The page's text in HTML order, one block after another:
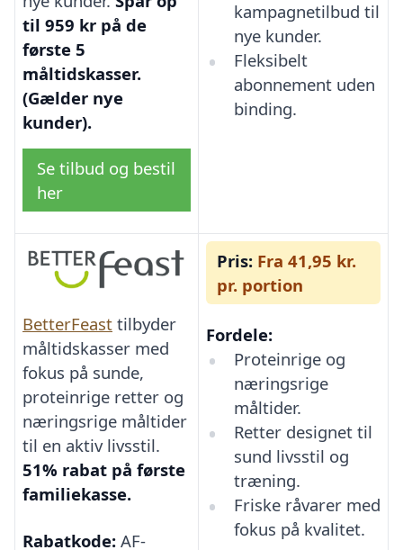
til 959 kr på de
første 5
måltidskasser.
(Gælder nye
kunder).
Se tilbud og bestil
her
kampagnetilbud til
nye kunder.
Fleksibelt
abonnement uden
binding.
BetterFeast tilbyder
måltidskasser med
fokus på sunde,
proteinrige retter og
næringsrige måltider
til en aktiv livsstil.
51% rabat på første
familiekasse.
Rabatkode: AF-
Pris: Fra 41,95 kr.
pr. portion
Fordele:
Proteinrige og
næringsrige
måltider.
Retter designet til
sund livsstil og
træning.
Friske råvarer med
fokus på kvalitet.